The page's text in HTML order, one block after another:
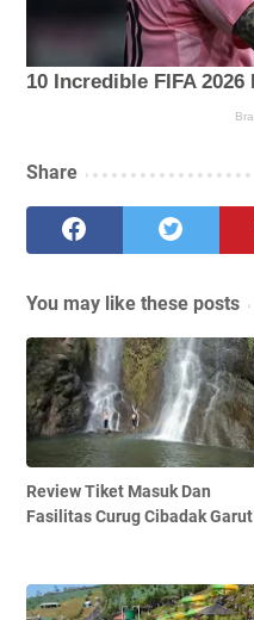
Share
You may like these posts
Review Tiket Masuk Dan
Fasilitas Curug Cibadak Garut